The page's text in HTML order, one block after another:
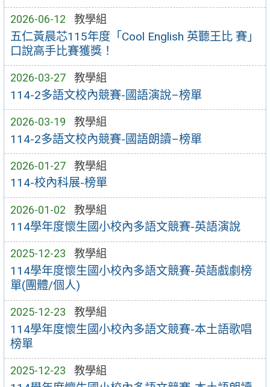
2026-06-12 教學組
五仁黃晨芯115年度「Cool English 英聽王比 賽」
口說高手比賽獲獎！
2026-03-27 教學組
114-2多語文校內競賽-國語演說–榜單
2026-03-19 教學組
114-2多語文校內競賽-國語朗讀–榜單
2026-01-27 教學組
114-校內科展-榜單
2026-01-02 教學組
114學年度懷生國小校內多語文競賽-英語演說
2025-12-23 教學組
114學年度懷生國小校內多語文競賽-英語戲劇榜
單(團體/個人)
2025-12-23 教學組
114學年度懷生國小校內多語文競賽-本土語歌唱
榜單
2025-12-23 教學組